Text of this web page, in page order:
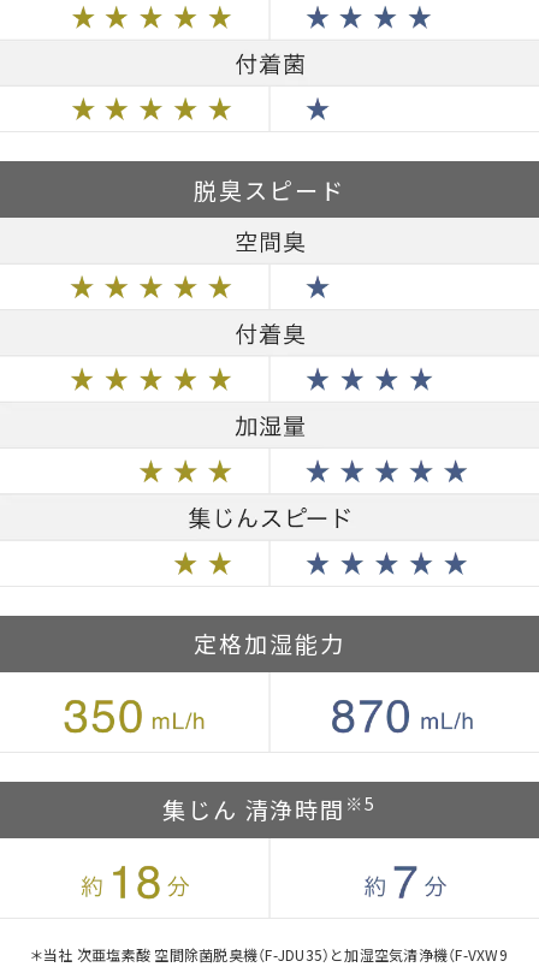
脱臭スピード
定格加湿能力
集じん 清浄時間 ※5
＊当社 次亜塩素酸 空間除菌脱臭機（F-JDU35）と加湿空気清浄機（F-VXW9